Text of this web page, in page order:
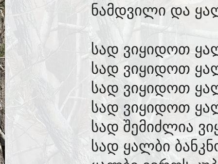
ნამდვილი და
სად ვიყიდოთ
სად ვიყიდოთ
სად ვიყიდოთ
სად ვიყიდოთ
სად შემიძლია
სად ყალბი